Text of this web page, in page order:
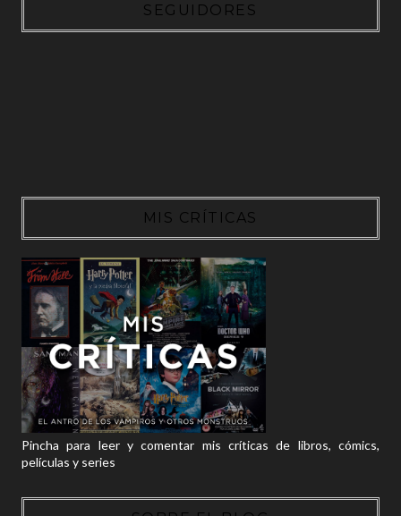
SEGUIDORES
MIS CRÍTICAS
Pincha para leer y comentar mis críticas de libros, cómics,
películas y series